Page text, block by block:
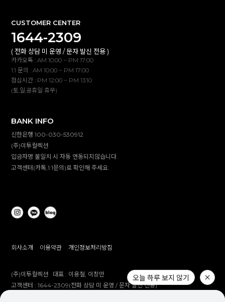
CUSTOMER CENTER
1644-2309
( 전화 상담 미 운영 / 문자 발신 전용 )
카카오톡 : AM 10:00 ~ PM 17:00
1:1 문의 : AM 10:00 ~ PM 17:00
점심시간 : PM 12:00 ~ PM 13:10
(토,일,공휴일 휴무)
BANK INFO
신한은행 100-030-530912
(주)이투컬렉션
입금자명 불일치 시 자동 연동되지않습니다.
고객센터(카톡,1:1문의)로 확인해 주세요.
회사소개 이용약관 개인정보처리방침
(주)이투컬렉션 대표 : 이용철, 이창만
고객센터 :1644-2309(전화 상담 미 운영 / 문자 발신 전용)
오늘 하루 보지 않기